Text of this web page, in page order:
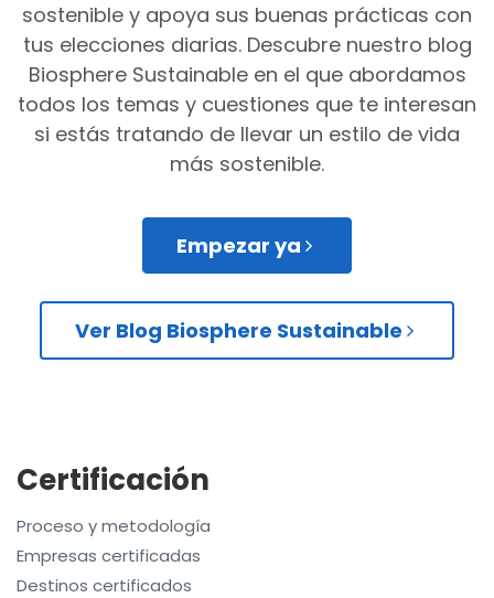
sostenible y apoya sus buenas prácticas con
tus elecciones diarias. Descubre nuestro blog
Biosphere Sustainable en el que abordamos
todos los temas y cuestiones que te interesan
si estás tratando de llevar un estilo de vida
más sostenible.
Empezar ya
Ver Blog Biosphere Sustainable
Certificación
Proceso y metodología
Empresas certificadas
Destinos certificados